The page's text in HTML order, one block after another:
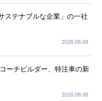
ステナブルな企業」の一社
2026.08.08
ーチビルダー、特注車の新
2026.08.08